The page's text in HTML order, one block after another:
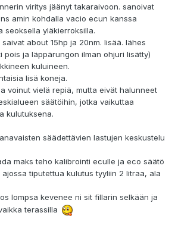
viritys jäänyt takaraivoon. sanoivat
amin kohdalla vacio ecun kanssa
seoksella yläkierroksilla.
about 15hp ja 20nm. lisää. lähes
pois ja läppärungon ilman ohjuri lisätty)
kuluineen.
lisä koneja.
voinut vielä repiä, mutta eivät halunneet
säätöihin, jotka vaikuttaa
kulutuksena.
säädettävien lastujen keskustelu
maks teho kalibrointi eculle ja eco säätö
tiputettua kulutus tyyliin 2 litraa, ala
lompsa kevenee ni sit fillarin selkään ja
terassilla